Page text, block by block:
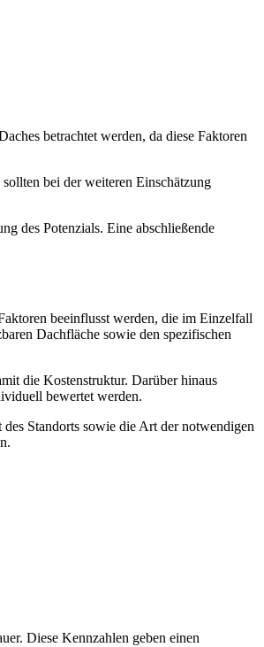
betrachtet werden, da diese Faktoren
bei der weiteren Einschätzung
des Potenzials. Eine abschließende
beeinflusst werden, die im Einzelfall
Dachfläche sowie den spezifischen
die Kostenstruktur. Darüber hinaus
bewertet werden.
Standorts sowie die Art der notwendigen
Diese Kennzahlen geben einen